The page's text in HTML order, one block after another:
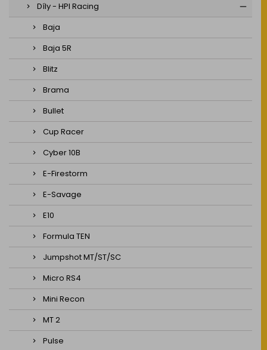
Díly - HPI Racing
Baja
Baja 5R
Blitz
Brama
Bullet
Cup Racer
Cyber 10B
E-Firestorm
E-Savage
E10
Formula TEN
Jumpshot MT/ST/SC
Micro RS4
Mini Recon
MT 2
Pulse